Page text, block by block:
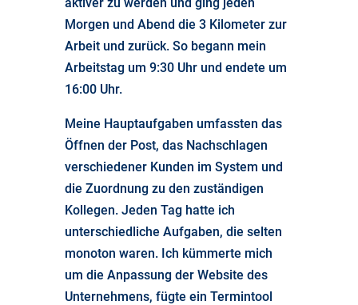
Morgen und Abend die 3 Kilometer zur
Arbeit und zurück. So begann mein
Arbeitstag um 9:30 Uhr und endete um
16:00 Uhr.
Meine Hauptaufgaben umfassten das
Öffnen der Post, das Nachschlagen
verschiedener Kunden im System und
die Zuordnung zu den zuständigen
Kollegen. Jeden Tag hatte ich
unterschiedliche Aufgaben, die selten
monoton waren. Ich kümmerte mich
um die Anpassung der Website des
Unternehmens, fügte ein Termintool